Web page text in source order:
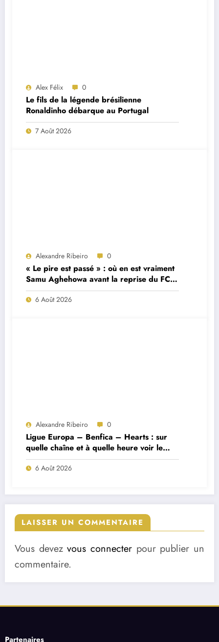
Alex Félix 0
Le fils de la légende brésilienne
Ronaldinho débarque au Portugal
7 Août 2026
Alexandre Ribeiro 0
« Le pire est passé » : où en est vraiment
Samu Aghehowa avant la reprise du FC
Porto ?
6 Août 2026
Alexandre Ribeiro 0
Ligue Europa – Benfica – Hearts : sur
quelle chaîne et à quelle heure voir le
match ?
6 Août 2026
LAISSER UN COMMENTAIRE
Vous devezvous connecter pour publier un
commentaire.
Partenaires